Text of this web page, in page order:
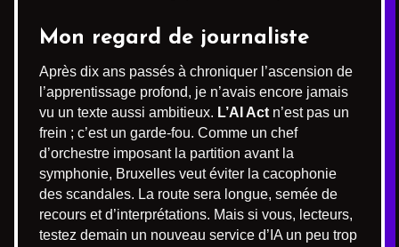
Mon regard de journaliste
Après dix ans passés à chroniquer l’ascension de
l’apprentissage profond, je n’avais encore jamais
vu un texte aussi ambitieux. L’AI Act n’est pas un
frein ; c’est un garde-fou. Comme un chef
d’orchestre imposant la partition avant la
symphonie, Bruxelles veut éviter la cacophonie
des scandales. La route sera longue, semée de
recours et d’interprétations. Mais si vous, lecteurs,
testez demain un nouveau service d’IA un peu trop